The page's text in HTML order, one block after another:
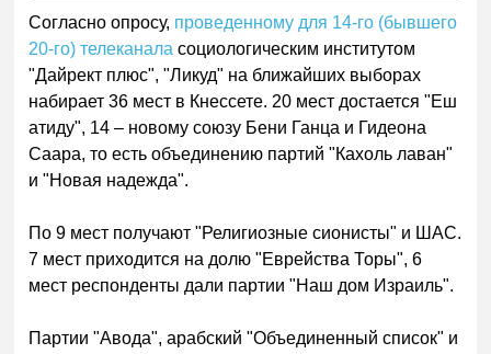
Согласно опросу, проведенному для 14-го (бывшего
20-го) телеканала социологическим институтом
"Дайрект плюс", "Ликуд" на ближайших выборах
набирает 36 мест в Кнессете. 20 мест достается "Еш
атиду", 14 – новому союзу Бени Ганца и Гидеона
Саара, то есть объединению партий "Кахоль лаван"
и "Новая надежда".
По 9 мест получают "Религиозные сионисты" и ШАС.
7 мест приходится на долю "Еврейства Торы", 6
мест респонденты дали партии "Наш дом Израиль".
Партии "Авода", арабский "Объединенный список" и